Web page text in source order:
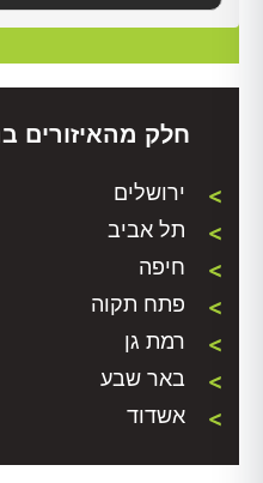
חלק מהאיזורים
ירושלים
תל אביב
חיפה
פתח תקוה
רמת גן
באר שבע
אשדוד